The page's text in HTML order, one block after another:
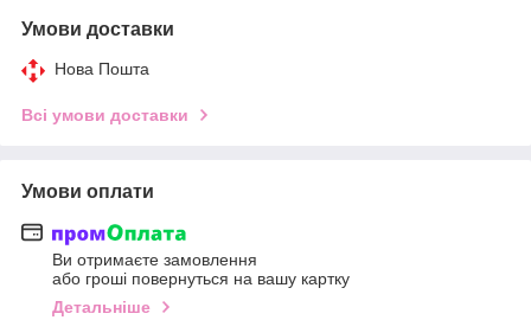
Умови доставки
Нова Пошта
Всі умови доставки
Умови оплати
Ви отримаєте замовлення
або гроші повернуться на вашу картку
Детальніше